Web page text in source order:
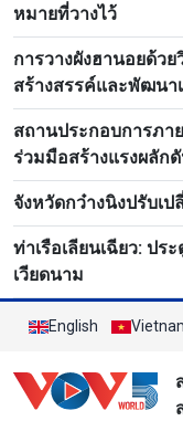
หมายที่วางไว้
การวางผังฮานอยด้ว
สร้างสรรค์และพัฒนา
สถานประกอบการภา
ร่วมมือสร้างแรงผลัก
จังหวัดกว๋างนิงปรับเ
ท่าเรือเลียนเฉียว: ป
เวียดนาม
English